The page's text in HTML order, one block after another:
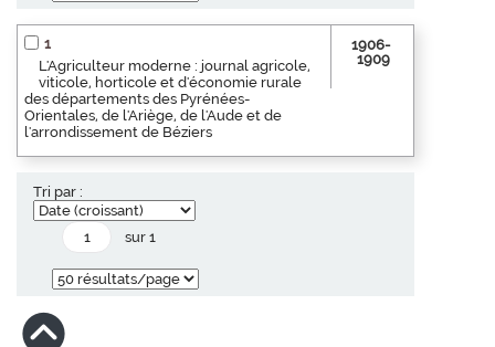
1
L'Agriculteur moderne : journal agricole,
viticole, horticole et d'économie rurale
des départements des Pyrénées-
Orientales, de l'Ariège, de l'Aude et de
l'arrondissement de Béziers
1906-
1909
Tri par :
sur 1